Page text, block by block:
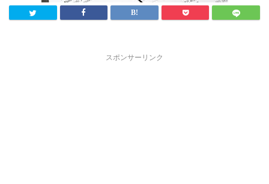
スポンサーリンク